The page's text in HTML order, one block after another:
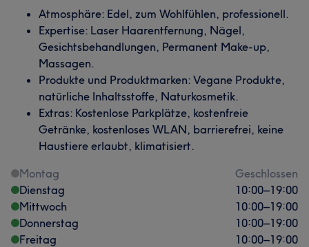
Atmosphäre: Edel, zum Wohlfühlen, professionell.
Expertise: Laser Haarentfernung, Nägel,
Gesichtsbehandlungen, Permanent Make-up,
Massagen.
Produkte und Produktmarken: Vegane Produkte,
natürliche Inhaltsstoffe, Naturkosmetik.
Extras: Kostenlose Parkplätze, kostenfreie
Getränke, kostenloses WLAN, barrierefrei, keine
Haustiere erlaubt, klimatisiert.
Montag
Geschlossen
Dienstag
10:00–19:00
Mittwoch
10:00–19:00
Donnerstag
10:00–19:00
Freitag
10:00–19:00